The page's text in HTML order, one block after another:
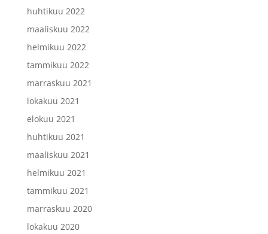
huhtikuu 2022
maaliskuu 2022
helmikuu 2022
tammikuu 2022
marraskuu 2021
lokakuu 2021
elokuu 2021
huhtikuu 2021
maaliskuu 2021
helmikuu 2021
tammikuu 2021
marraskuu 2020
lokakuu 2020